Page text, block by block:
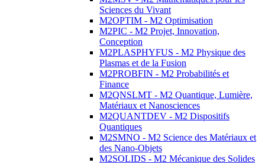
Sciences du Vivant
M2OPTIM - M2 Optimisation
M2PIC - M2 Projet, Innovation,
Conception
M2PLASPHYFUS - M2 Physique des
Plasmas et de la Fusion
M2PROBFIN - M2 Probabilités et
Finance
M2QNSLMT - M2 Quantique, Lumière,
Matériaux et Nanosciences
M2QUANTDEV - M2 Dispositifs
Quantiques
M2SMNO - M2 Science des Matériaux et
des Nano-Objets
M2SOLIDS - M2 Mécanique des Solides